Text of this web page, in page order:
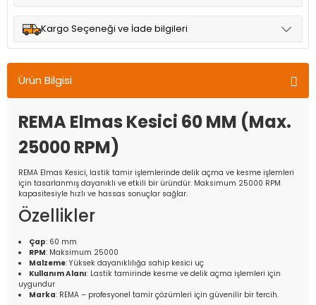
Kargo Seçeneği ve İade bilgileri
adresinize teslim edilir.
Ürün Bilgisi
REMA Elmas Kesici 60 MM (Max.
25000 RPM)
REMA Elmas Kesici, lastik tamir işlemlerinde delik açma ve kesme işlemleri
için tasarlanmış dayanıklı ve etkili bir üründür. Maksimum 25000 RPM
kapasitesiyle hızlı ve hassas sonuçlar sağlar.
Özellikler
Çap: 60 mm
RPM: Maksimum 25000
Malzeme: Yüksek dayanıklılığa sahip kesici uç
Kullanım Alanı: Lastik tamirinde kesme ve delik açma işlemleri için
uygundur
Marka: REMA – profesyonel tamir çözümleri için güvenilir bir tercih.